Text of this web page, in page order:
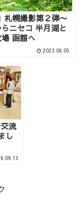
札幌撮影第２弾〜
ニセコ 半月湖と
函館へ
2023.06.05
流
し